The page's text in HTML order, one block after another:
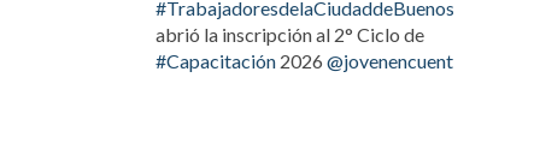
#TrabajadoresdelaCiudaddeBuenosAires
abrió la inscripción al 2° Ciclo de
#Capacitación 2026 @jovenencuentro